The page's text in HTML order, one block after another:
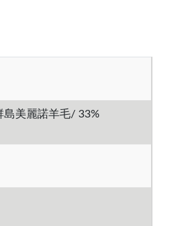
島美麗諾羊毛/ 33%